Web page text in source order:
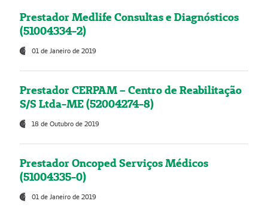
Prestador Medlife Consultas e Diagnósticos
(51004334-2)
01 de Janeiro de 2019
Prestador CERPAM – Centro de Reabilitação
S/S Ltda-ME (52004274-8)
18 de Outubro de 2019
Prestador Oncoped Serviços Médicos
(51004335-0)
01 de Janeiro de 2019